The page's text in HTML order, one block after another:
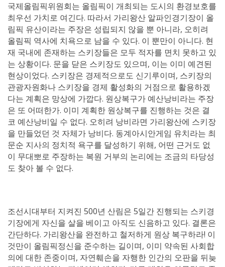
국제올림픽위원회는 올림픽이 개최되는 도시의 환경보호를
최우선 가치로 여긴다. 따라서 가리왕산 알파인경기장이 올
림픽 유산이라는 주장은 성립되지 않을 뿐 아니라, 오히려
올림픽 역사에 치욕으로 남을 수 있다. 이 뿐만이 아니다. 현
재 국내에 존재하는 스키장들은 모두 적자를 면치 못하고 있
는 상황이다. 문을 닫은 스키장도 있으며, 이는 이미 예견된
현상이었다. 스키장은 경제적으로도 신기루이며, 스키장의
관광자원화나 스키장을 경제 활성화의 거점으로 활용하겠
다는 계획은 망상에 가깝다. 원상복구가 예산낭비라는 주장
은 또 어떠한가. 이미 계획한 원상복구를 진행하는 것은 결
코 예산낭비일 수 없다. 오히려 낭비라면 가리왕산에 스키장
을 만들었던 것 자체가 낭비다. 동계아시안게임 유치라는 최
문순 지사의 정치적 욕구를 달성하기 위해, 어떤 근거도 없
이 무대뽀로 주장하는 복원 거부의 논리에는 조금의 타당성
도 찾아 볼 수 없다.
조선시대부터 지켜진 500년 산림은 5일간 진행되는 스키경
기장에게 자신을 살을 베이고 아직도 신음하고 있다. 결론은
간단하다. 가리왕산을 완전하고 철저하게 원상 복구하라! 이
것만이 올림픽정신을 준수하는 길이며, 이미 약속된 사회합
의에 대한 존중이며, 자연훼손을 자행한 인간의 오판을 뒤늦